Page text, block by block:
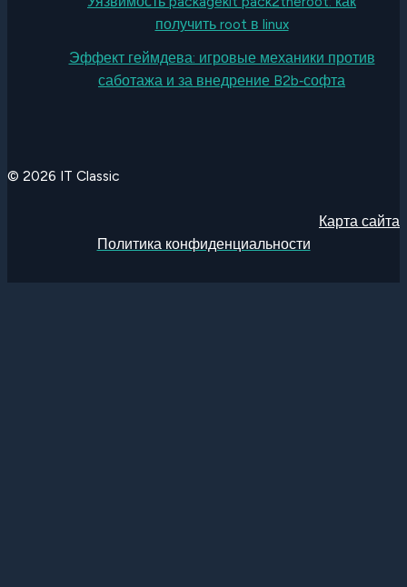
получить root в linux
Эффект геймдева: игровые механики против
саботажа и за внедрение B2b‑софта
© 2026 IT Classic
Карта сайта
Политика конфиденциальности